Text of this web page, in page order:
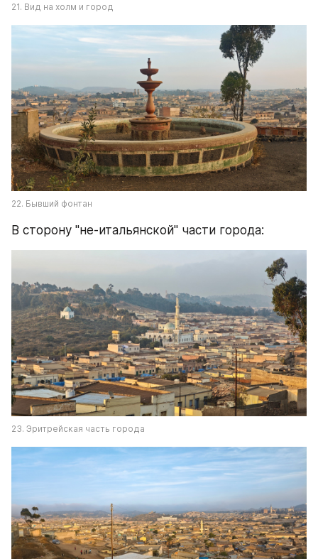
21. Вид на холм и город
22. Бывший фонтан
В сторону "не-итальянской" части города:
23. Эритрейская часть города